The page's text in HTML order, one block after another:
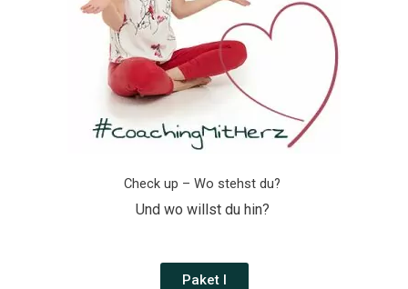
Check up – Wo stehst du?
Und wo willst du hin?
Paket I